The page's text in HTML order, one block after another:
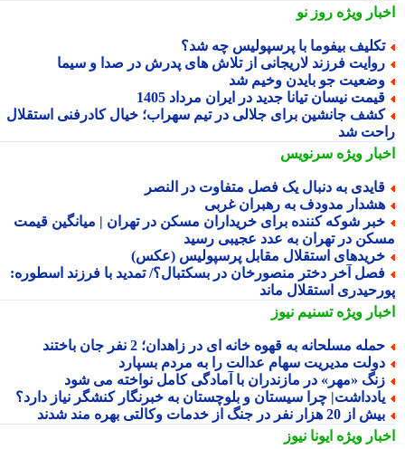
ویژهروز نو
بیفوما با پرسپولیس چه شد؟
فرزند لاریجانی از تلاش های پدرش در صدا و سیما
جو بایدن وخیم شد
نیسان تیانا جدید در ایران مرداد 1405
جانشین برای جلالی در تیم سهراب؛ خیال کادرفنی استقلال
شد
ویژهسرنویس
به دنبال یک فصل متفاوت در النصر
مدودف به رهبران غربی
شوکه کننده برای خریداران مسکن در تهران | میانگین قیمت
در تهران به عدد عجیبی رسید
استقلال مقابل پرسپولیس (عکس)
آخر دختر منصورخان در بسکتبال؟/ تمدید با فرزند اسطوره:
استقلال ماند
ویژهتسنیم نیوز
مسلحانه به قهوه خانه ای در زاهدان؛ 2 نفر جان باختند
مدیریت سهام عدالت را به مردم بسپارد
«مهر» در مازندران با آمادگی کامل نواخته می شود
چرا سیستان و بلوچستان به خبرنگار کنشگر نیاز دارد؟
20 هزار نفر در جنگ از خدمات وکالتی بهره مند شدند
ویژهایونا نیوز